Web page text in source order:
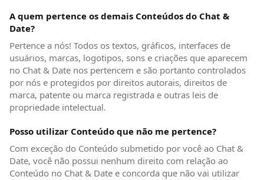
A quem pertence os demais Conteúdos do Chat &
Date?
Pertence a nós! Todos os textos, gráficos, interfaces de
usuários, marcas, logotipos, sons e criações que aparecem
no Chat & Date nos pertencem e são portanto controlados
por nós e protegidos por direitos autorais, direitos de
marca, patente ou marca registrada e outras leis de
propriedade intelectual.
Posso utilizar Conteúdo que não me pertence?
Com exceção do Conteúdo submetido por você ao Chat &
Date, você não possui nenhum direito com relação ao
Conteúdo no Chat & Date e concorda que não vai utilizar